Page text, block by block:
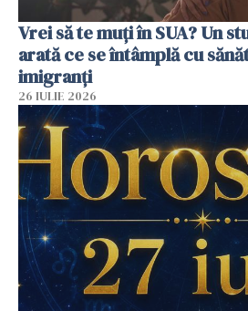
Vrei să te muți în SUA? Un
arată ce se întâmplă cu
imigranți
26 IULIE 2026